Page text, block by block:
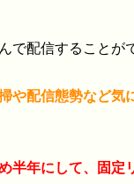
で配信することが
や配信態勢など気
半年にして、固定